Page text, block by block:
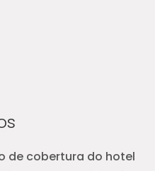
de cobertura do hotel